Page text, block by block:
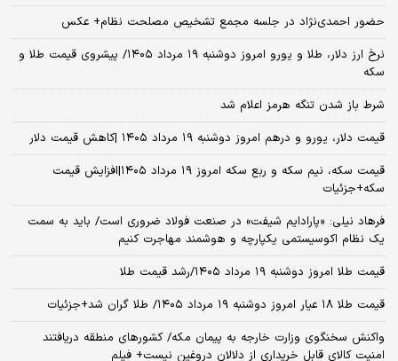
حضور احمدی‌نژاد در جلسه مجمع تشخیص مصلحت نظام+ عکس
نرخ ارز دلار، طلا و یورو امروز دوشنبه ۱۹ مرداد ۱۴۰۵/ پیشروی قیمت طلا و
سکه
شرط باز شدن تنگه هرمز اعلام شد
قیمت دلار، یورو و درهم امروز دوشنبه ۱۹ مرداد ۱۴۰۵ |کاهش قیمت دلار
قیمت سکه، نیم سکه و ربع سکه امروز ۱۹ مرداد ۱۴۰۵|افزایش قیمت
سکه+جزئیات
فرهاد نیلی: «پارادایم شیفت» در صنعت فولاد ضروری است/ باید به سمت
یک نظام اکوسیستمی یکپارچه و هوشمند مهاجرت کنیم
قیمت طلا امروز دوشنبه ۱۹ مرداد ۱۴۰۵/رشد قیمت طلا
قیمت طلا ۱۸ عیار امروز دوشنبه ۱۹ مرداد ۱۴۰۵/ طلا گران شد+جزئیات
واکنش سخنگوی وزارت خارجه به پیمان مکه/ کشورهای منطقه دریافتند
امنیت کالای قابل خریداری از دلالان دروغین نیست+ فیلم